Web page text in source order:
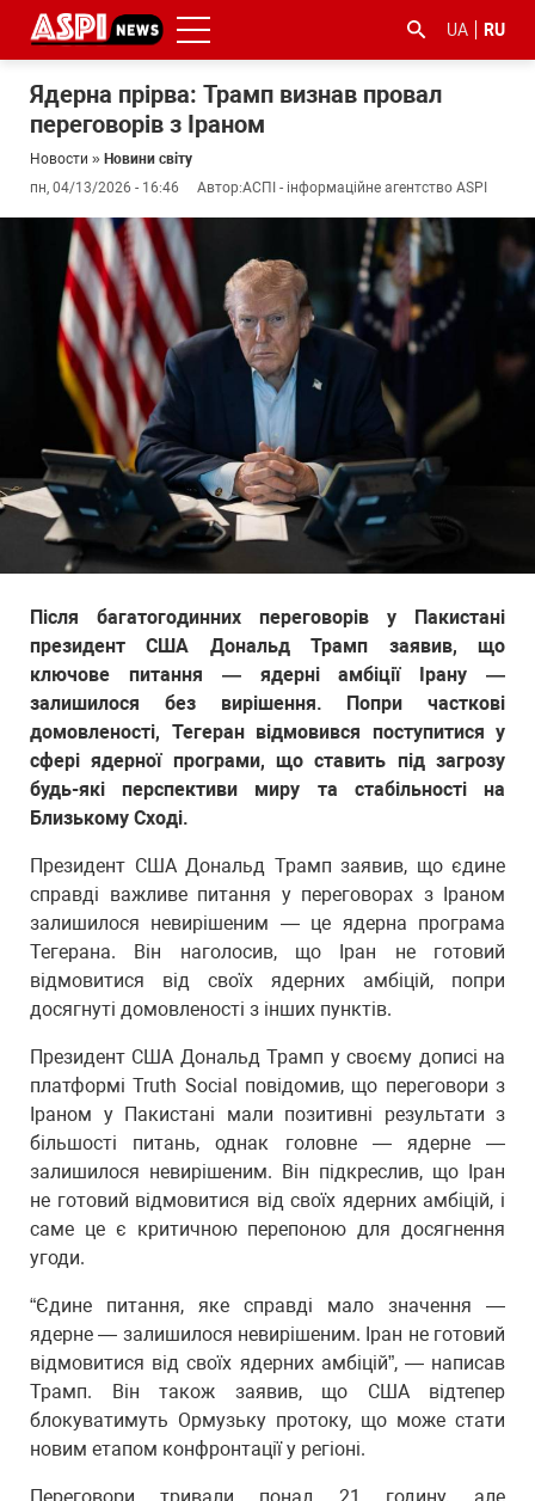
UA RU
Ядерна прірва: Трамп визнав провал
переговорів з Іраном
Новости » Новини світу
пн, 04/13/2026 - 16:46
Автор:АСПІ - інформаційне агентство ASPI
Після багатогодинних переговорів у Пакистані
президент США Дональд Трамп заявив, що
ключове питання — ядерні амбіції Ірану —
залишилося без вирішення. Попри часткові
домовленості, Тегеран відмовився поступитися у
сфері ядерної програми, що ставить під загрозу
будь-які перспективи миру та стабільності на
Близькому Сході.
Президент США Дональд Трамп заявив, що єдине
справді важливе питання у переговорах з Іраном
залишилося невирішеним — це ядерна програма
Тегерана. Він наголосив, що Іран не готовий
відмовитися від своїх ядерних амбіцій, попри
досягнуті домовленості з інших пунктів.
Президент США Дональд Трамп у своєму дописі на
платформі Truth Social повідомив, що переговори з
Іраном у Пакистані мали позитивні результати з
більшості питань, однак головне — ядерне —
залишилося невирішеним. Він підкреслив, що Іран
не готовий відмовитися від своїх ядерних амбіцій, і
саме це є критичною перепоною для досягнення
угоди.
“Єдине питання, яке справді мало значення —
ядерне — залишилося невирішеним. Іран не готовий
відмовитися від своїх ядерних амбіцій”, — написав
Трамп. Він також заявив, що США відтепер
блокуватимуть Ормузьку протоку, що може стати
новим етапом конфронтації у регіоні.
#боротьба
з
корупцією
#гфс #Киев #коронавірус